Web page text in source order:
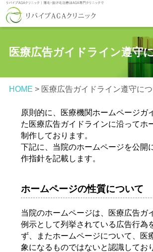
医療広告ガイドライン遵守
HOME > 医療広告ガイドライン遵守に
原則的に、医療機関ホームページガ
た医療広告ガイドラインに沿ってホ
制作しております。
下記に、当院のホームページを公開
作指針を記載します。
ホームページの性質について
当院のホームページは、医療広告ガ
例示として列挙されている広告行為
ず、またホームページについて、医
象になるものではないと認識してお